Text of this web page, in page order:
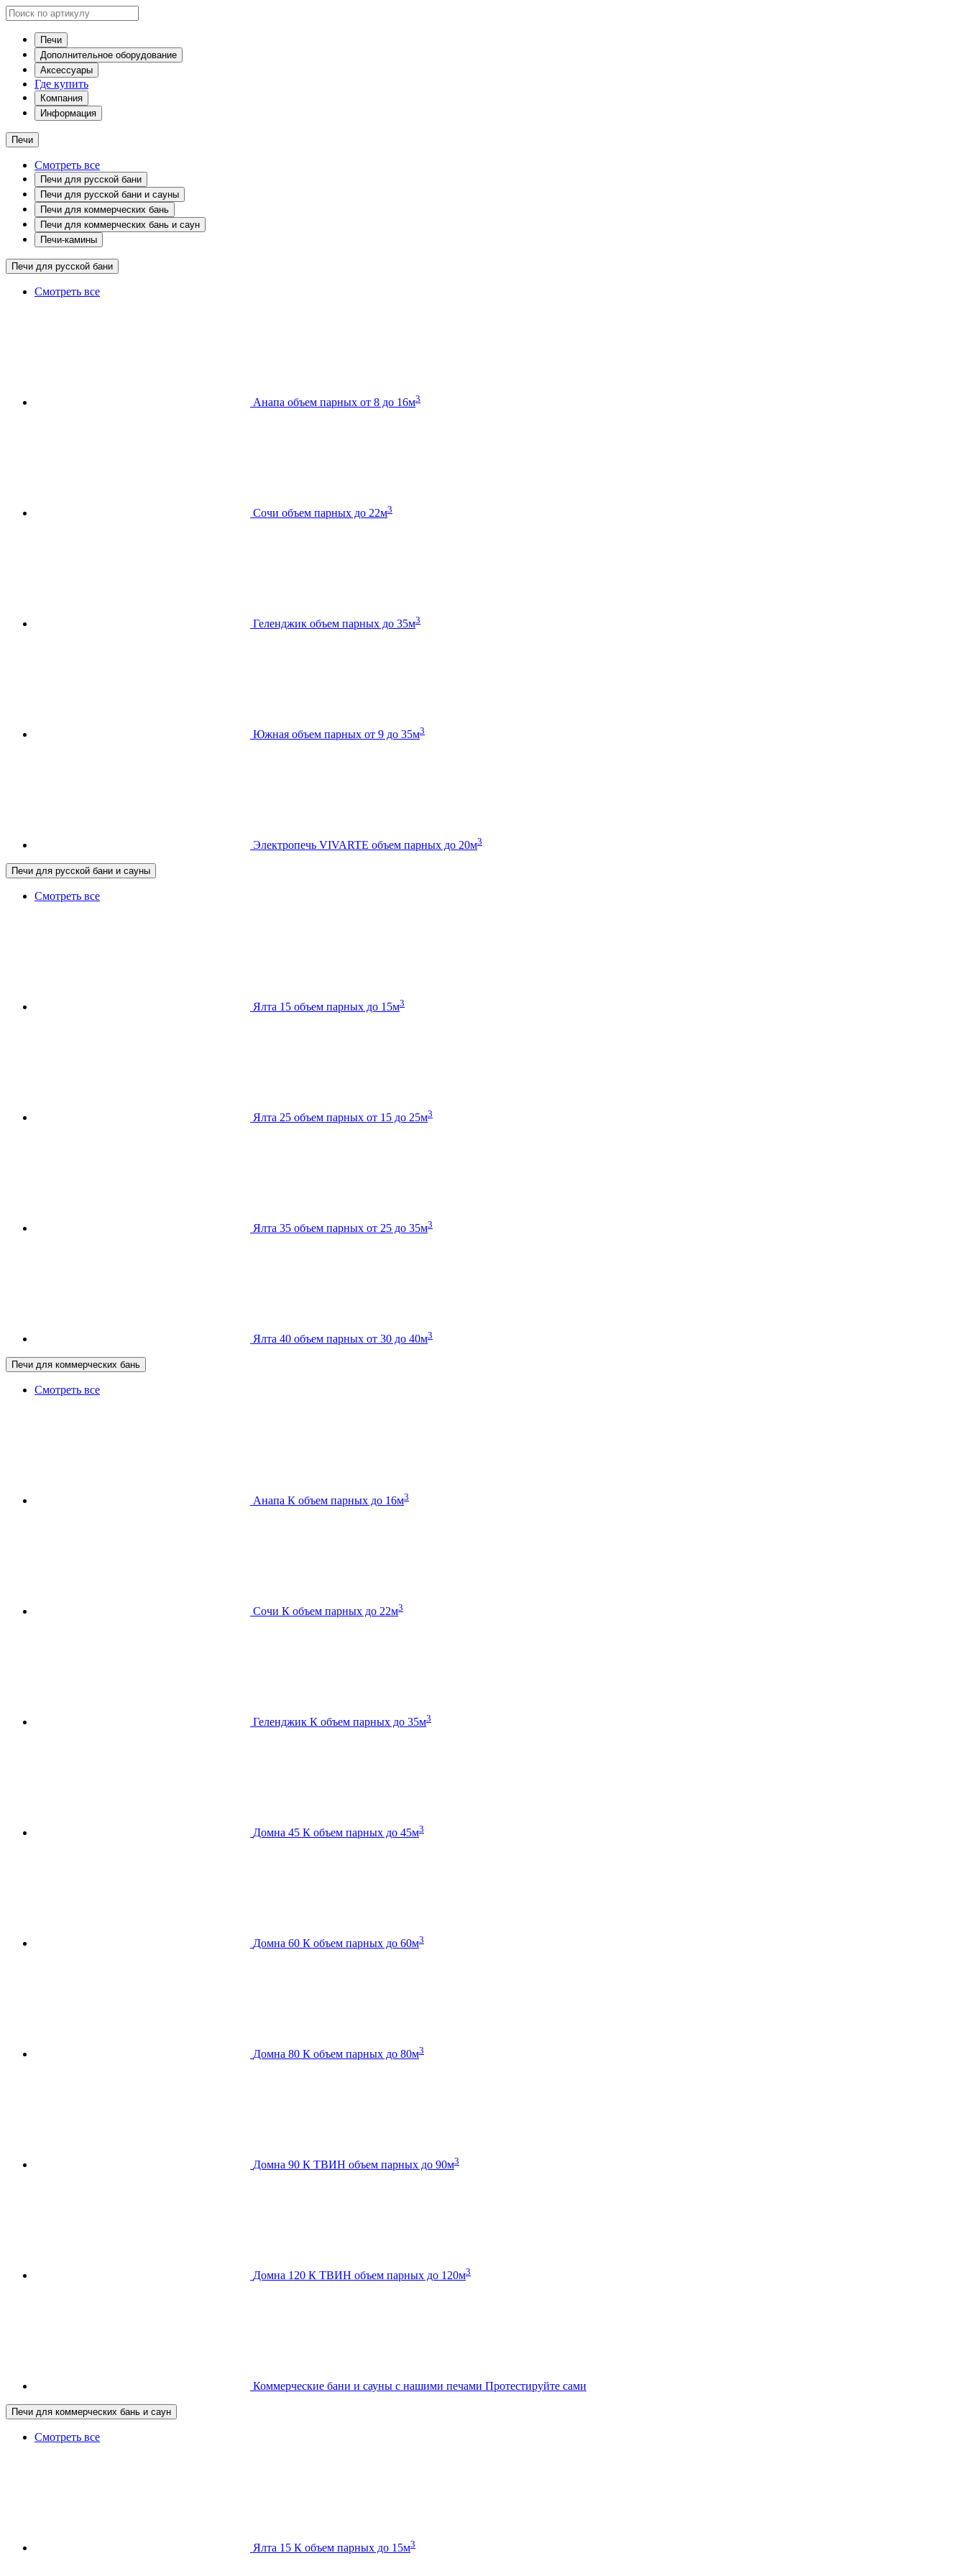
Печи
Дополнительное оборудование
Аксессуары
Где купить
Компания
Информация
Печи
Смотреть все
Печи для русской бани
Печи для русской бани и сауны
Печи для коммерческих бань
Печи для коммерческих бань и саун
Печи-камины
Печи для русской бани
Смотреть все
Анапа объем парных от 8 до 16м3
Сочи объем парных до 22м3
Геленджик объем парных до 35м3
Южная объем парных от 9 до 35м3
Электропечь VIVARTE объем парных до 20м3
Печи для русской бани и сауны
Смотреть все
Ялта 15 объем парных до 15м3
Ялта 25 объем парных от 15 до 25м3
Ялта 35 объем парных от 25 до 35м3
Ялта 40 объем парных от 30 до 40м3
Печи для коммерческих бань
Смотреть все
Анапа К объем парных до 16м3
Сочи К объем парных до 22м3
Геленджик К объем парных до 35м3
Домна 45 К объем парных до 45м3
Домна 60 К объем парных до 60м3
Домна 80 К объем парных до 80м3
Домна 90 К ТВИН объем парных до 90м3
Домна 120 К ТВИН объем парных до 120м3
Коммерческие бани и сауны с нашими печами Протестируйте сами
Печи для коммерческих бань и саун
Смотреть все
Ялта 15 К объем парных до 15м3